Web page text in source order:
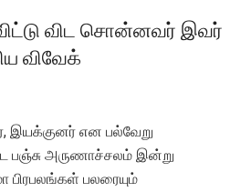
விட சொன்னவர் இவர்
விவேக்
இயக்குனர் என பல்வேறு
அருணாச்சலம் இன்று
பிரபலங்கள் பலரையும்